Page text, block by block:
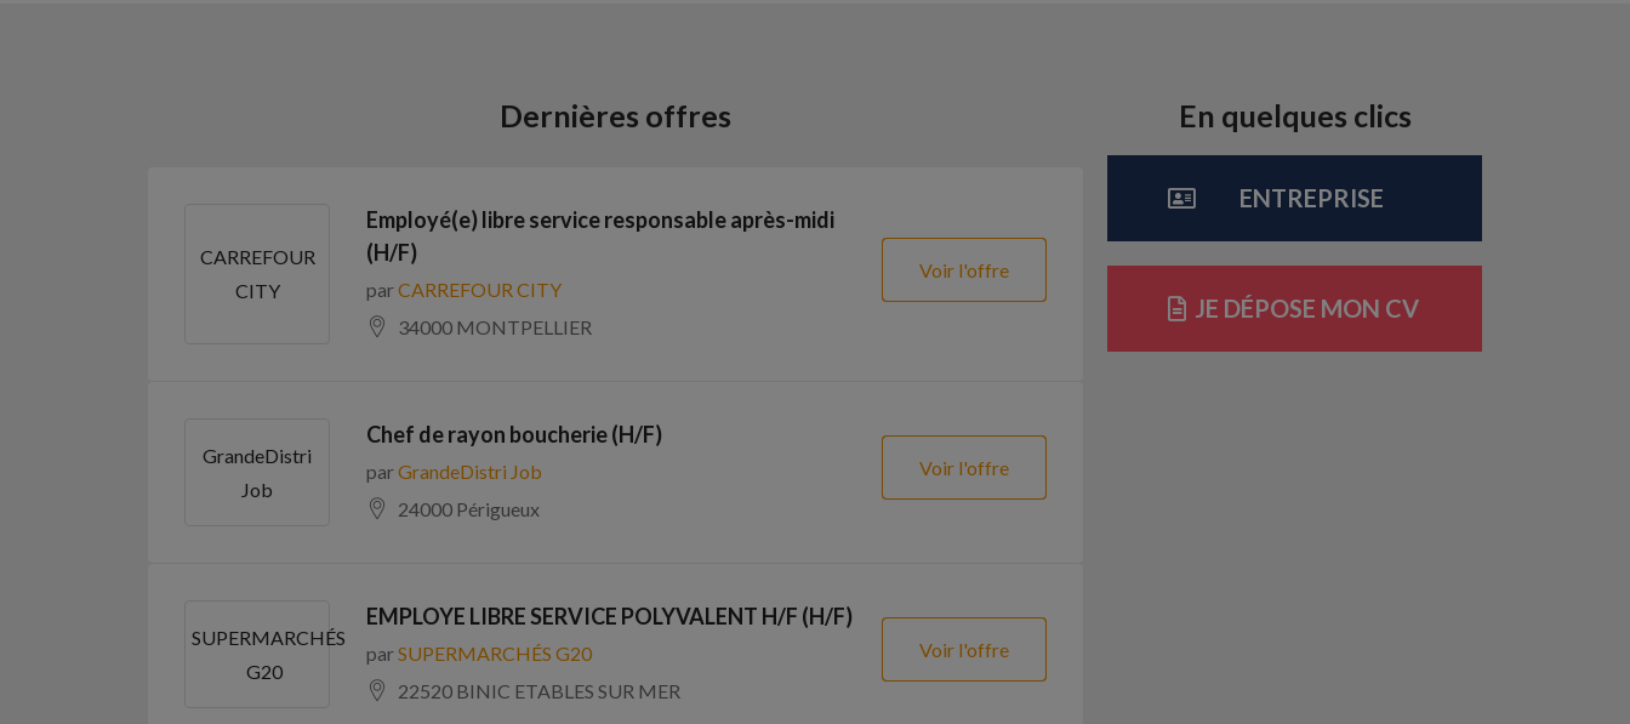
Dernières offres
CARREFOUR
CITY
Employé(e) libre service responsable après-midi
(H/F)
parCARREFOUR CITY
34000 MONTPELLIER
Voir l'offre
GrandeDistri
Job
Chef de rayon boucherie (H/F)
parGrandeDistri Job
24000 Périgueux
Voir l'offre
SUPERMARCHÉS
G20
EMPLOYE LIBRE SERVICE POLYVALENT H/F (H/F)
parSUPERMARCHÉS G20
22520 BINIC ETABLES SUR MER
Voir l'offre
En quelques clics​
ENTREPRISE
JE DÉPOSE MON CV